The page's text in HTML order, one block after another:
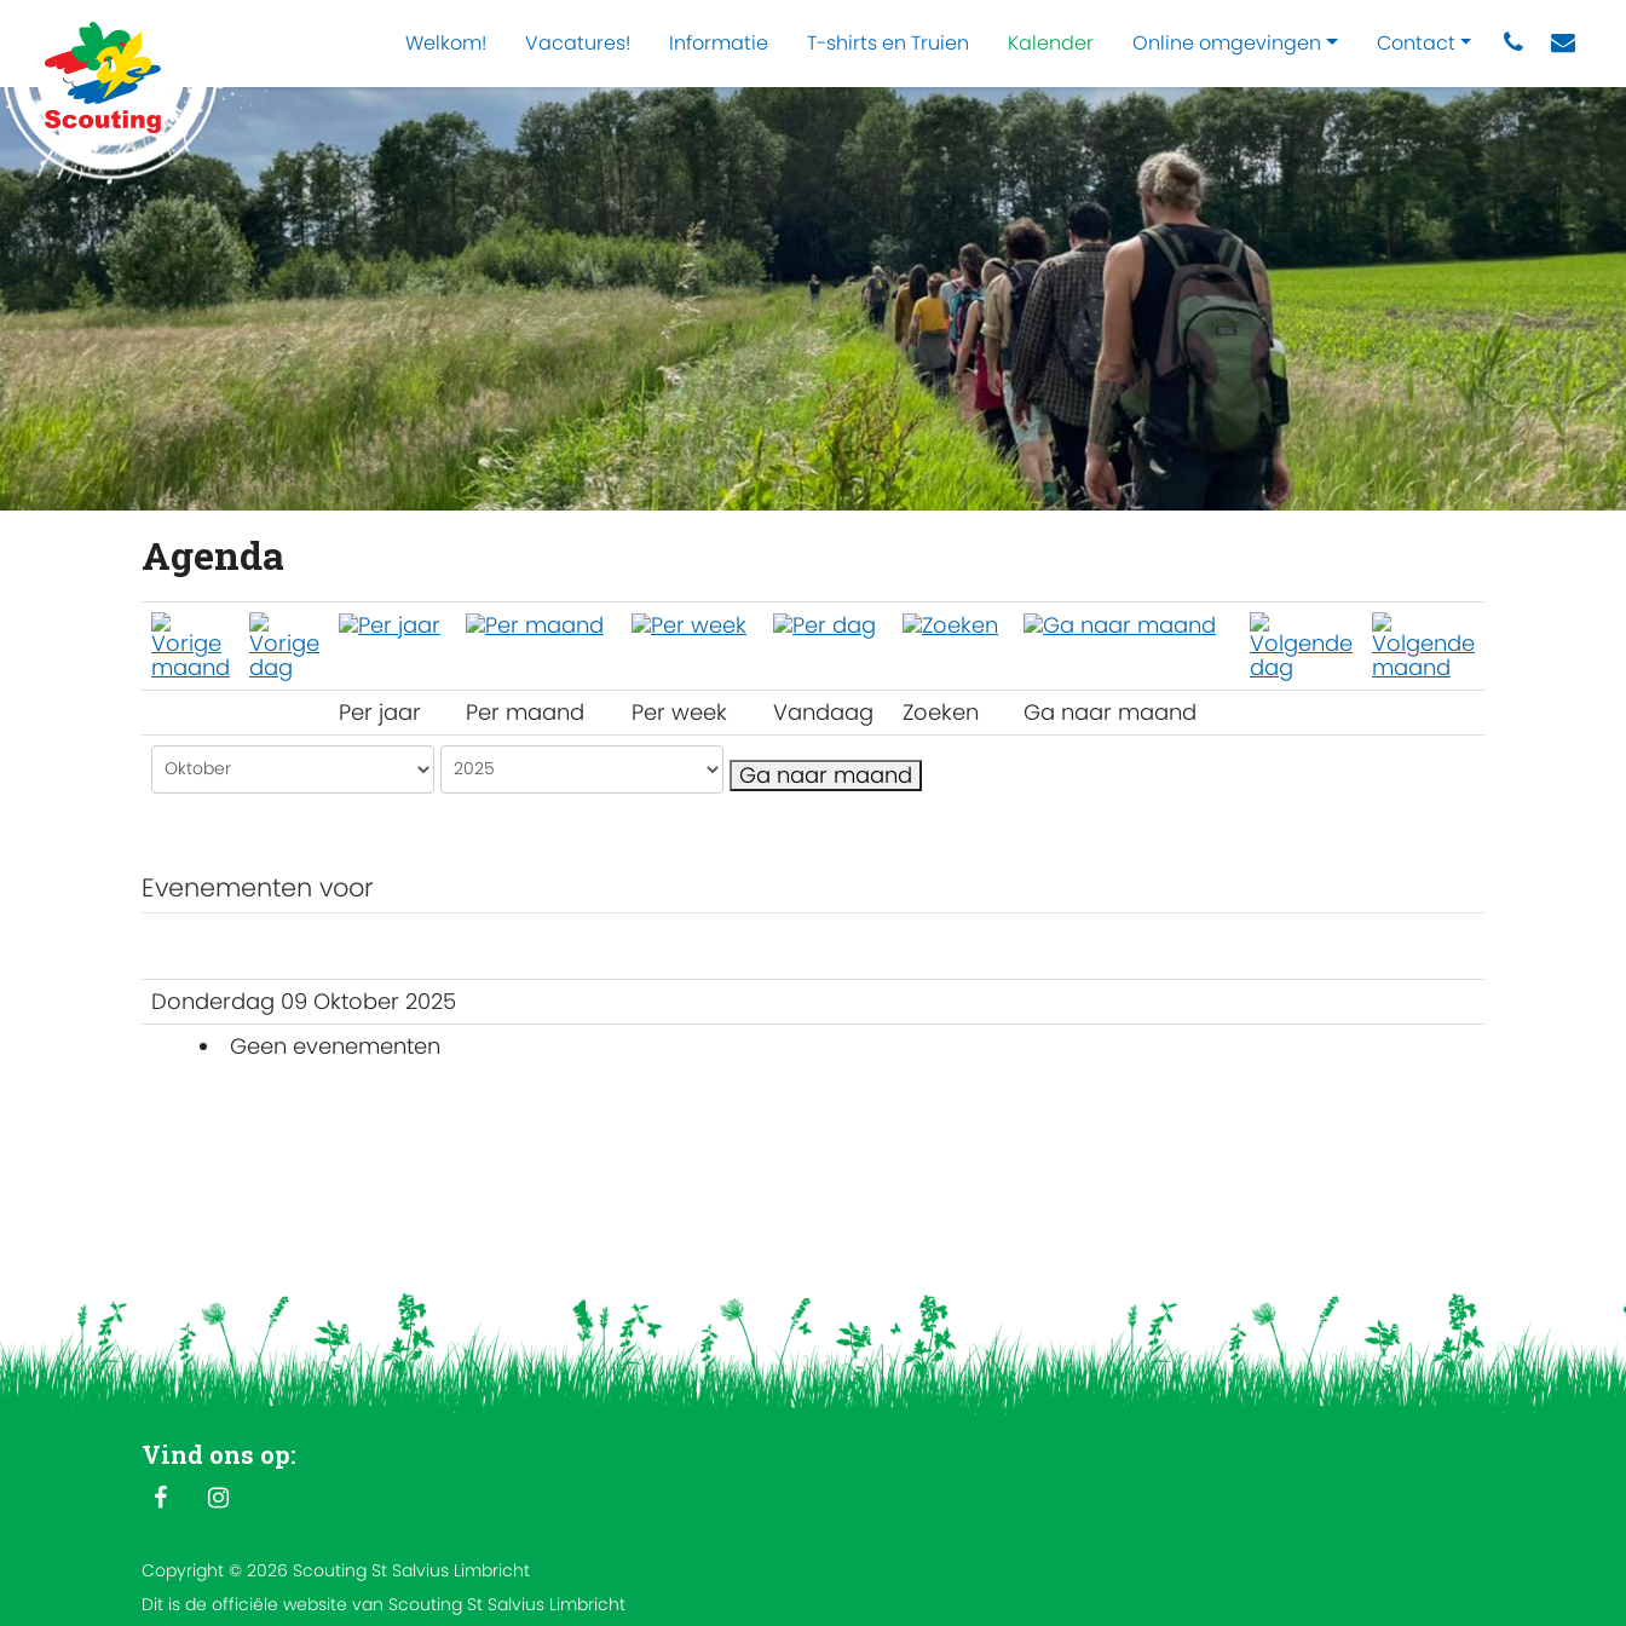
Welkom! Vacatures! Informatie T-shirts en Truien Kalender Online omgevingen Contact
Agenda
Per jaar Per maand Per week Vandaag Zoeken Ga naar maand
Ga naar maand
Evenementen voor
Donderdag 09 Oktober 2025
Geen evenementen
Vind ons op:
Copyright © 2026 Scouting St Salvius Limbricht
Dit is de officiële website van Scouting St Salvius Limbricht